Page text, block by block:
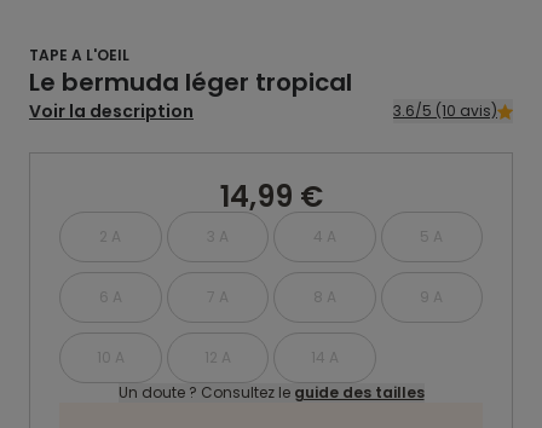
TAPE A L'OEIL
Le bermuda léger tropical
Voir la description 3.6/5 (10 avis)
14,99 €
2 A 3 A 4 A 5 A
6 A 7 A 8 A 9 A
10 A 12 A
14 A
Un doute ? Consultez le guide des tailles